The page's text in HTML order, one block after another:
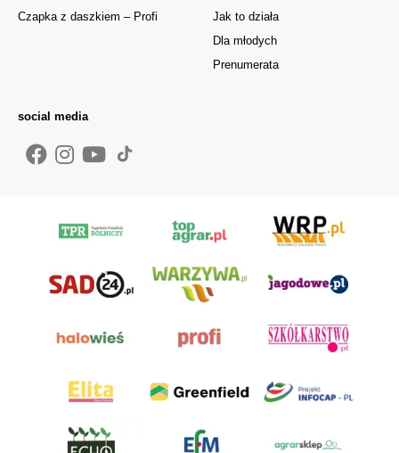
Jak to działa
Dla młodych
Prenumerata
Czapka z daszkiem – Profi
social media